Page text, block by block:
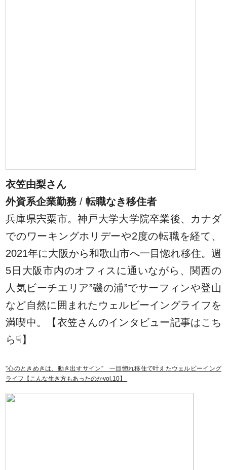
衣笠由梨さん
外資系企業勤務/転職なき移住者
兵庫県宍粟市。神戸大学大学院卒業後、カナダ
でのワーキングホリデーや2度の転職を経て、
2021年に大阪から和歌山市へ一目惚れ移住。週
5日大阪市内のオフィスに通いながら、関西の
人気ビーチエリア”磯の浦”でサーフィンや登山
など自然に囲まれたウェルビーイングライフを
満喫中。【衣笠さんのインタビュー記事はこち
ら☟】
”心のときめきは、動き出すサイン” 一目惚れ移住で叶えたウェルビーイング
ライフ【こんな生き方もあったのかvol.10】